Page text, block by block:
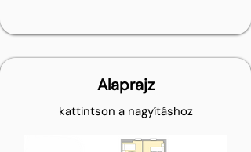
Alaprajz
kattintson a nagyításhoz